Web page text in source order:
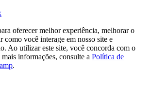
oferecer melhor experiência, melhorar o
como você interage em nosso site e
Ao utilizar este site, você concorda com o
informações, consulte a Política de
.